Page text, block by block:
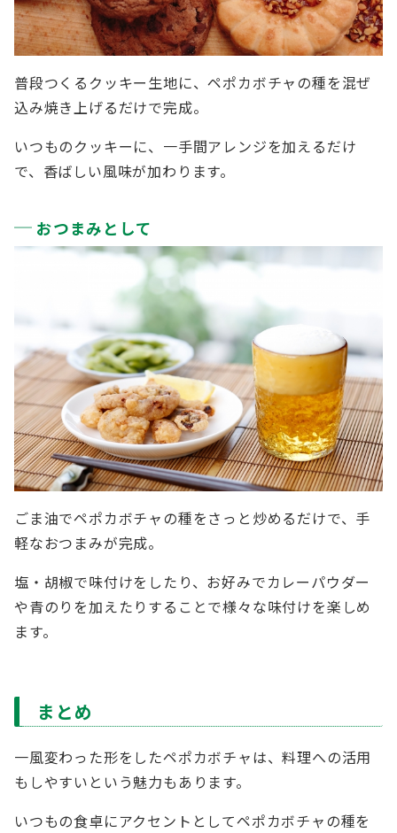
普段つくるクッキー生地に、ペポカボチャの種を混ぜ
込み焼き上げるだけで完成。
いつものクッキーに、一手間アレンジを加えるだけ
で、香ばしい風味が加わります。
おつまみとして
ごま油でペポカボチャの種をさっと炒めるだけで、手
軽なおつまみが完成。
塩・胡椒で味付けをしたり、お好みでカレーパウダー
や青のりを加えたりすることで様々な味付けを楽しめ
ます。
まとめ
一風変わった形をしたペポカボチャは、料理への活用
もしやすいという魅力もあります。
いつもの食卓にアクセントとしてペポカボチャの種を